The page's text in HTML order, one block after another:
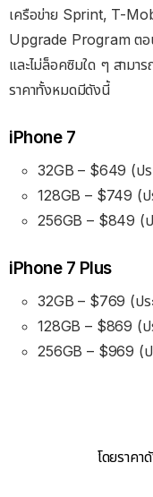
เครือข่าย Sprint, T-
Upgrade Program ตอ
และไม่ล็อคซิมใด ๆ สามา
ราคาทั้งหมดมีดังนี้
iPhone 7
32GB – $649 (ป
128GB – $749 (
256GB – $849 (
iPhone 7 Plus
32GB – $769 (ปร
128GB – $869 (
256GB – $969 (
โดยราคา